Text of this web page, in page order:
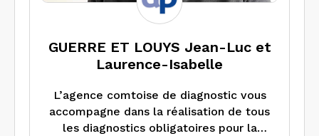
GUERRE ET LOUYS Jean-Luc et
Laurence-Isabelle
L’agence comtoise de diagnostic vous
accompagne dans la réalisation de tous
les diagnostics obligatoires pour la